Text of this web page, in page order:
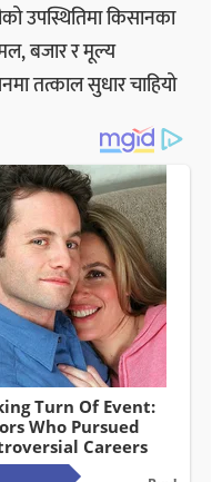
उपस्थितिमा किसानका
बजार र मूल्य
तत्काल सुधार चाहियो